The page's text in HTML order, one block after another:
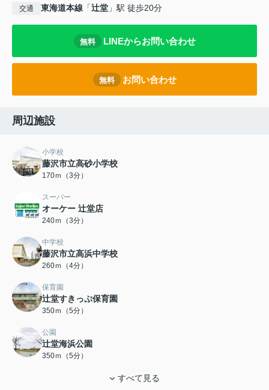
交通 東海道本線 「辻堂 」駅 徒歩20分
無料 LINEからお問い合わせ
無料 お問い合わせ
周辺施設
小学校
藤沢市立高砂小学校
170ｍ（3分）
スーパー
オーケー 辻堂店
240ｍ（3分）
中学校
藤沢市立高浜中学校
260ｍ（4分）
保育園
辻堂すきっぷ保育園
350ｍ（5分）
公園
辻堂海浜公園
350ｍ（5分）
すべて見る